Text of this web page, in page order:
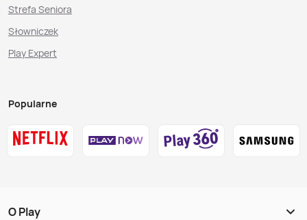
Strefa Seniora
Słowniczek
Play Expert
Popularne
O Play